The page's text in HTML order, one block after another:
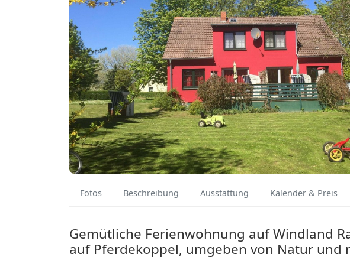
Fotos Beschreibung Ausstattung Kalender & Preis
Gemütliche Ferienwohnung auf Windland
auf Pferdekoppel, umgeben von Natur und